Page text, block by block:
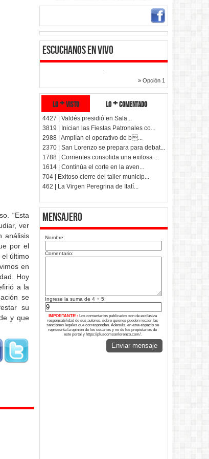
“Esta
ver
análisis
por el
el último
en
Hoy
a la
se
su
y que
Escuchanos en vivo
.
» Opción 1
lo + visto lo + comentado
4427 | Valdés presidió en Sala...
3819 | Inician las Fiestas Patronales co...
2988 | Amplían el operativo de b...
2370 | San Lorenzo se prepara para debat...
1788 | Corrientes consolida una exitosa ...
1614 | Continúa el corte en la aven...
704 | Exitoso cierre del taller municip...
462 | La Virgen Peregrina de Itatí...
Mensajero
Nombre:
Comentario:
Ingrese la suma de 4 + 5:
IMPORTANTE!: Los comentarios publicados son de exclusiva
responsabilidad de sus autores, sobre quienes pueden recaer las
sanciones legales que correspondan. Además, en este espacio se
representa la opinión de los usuarios y no de los propietarios de
este portal y https://pluscomsanlorenzo.com/.
Enviar mensaje